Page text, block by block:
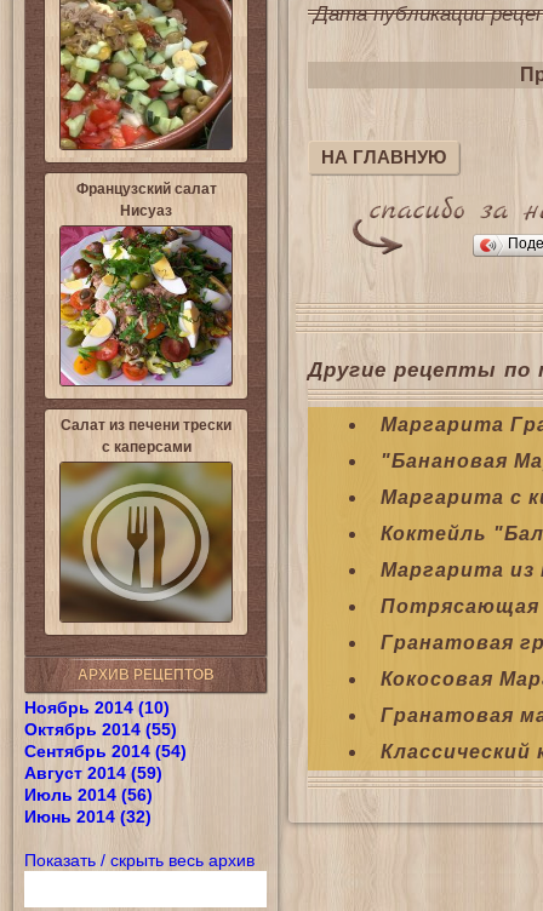
Французский салат
Нисуаз
Салат из печени трески
с каперсами
АРХИВ РЕЦЕПТОВ
Ноябрь 2014 (10)
Октябрь 2014 (55)
Сентябрь 2014 (54)
Август 2014 (59)
Июль 2014 (56)
Июнь 2014 (32)
Показать / скрыть весь архив
Дата публикации
НА ГЛАВНУЮ
Другие рецепты по
Маргарита
"Банановая
Маргарита с
Коктейль
Маргарита из
Потрясающая
Гранатовая
Кокосовая
Гранатовая